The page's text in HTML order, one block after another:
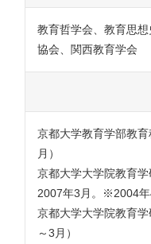
教育哲学会、教育思
協会、関西教育学会
京都大学教育学部教
月）
京都大学大学院教育
2007年3月。※2004年
京都大学大学院教育
～3月）